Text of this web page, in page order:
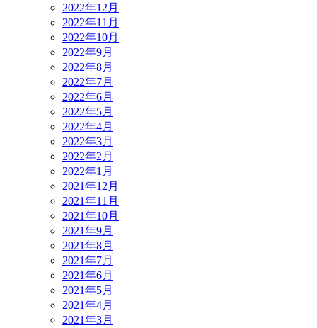
2022年12月
2022年11月
2022年10月
2022年9月
2022年8月
2022年7月
2022年6月
2022年5月
2022年4月
2022年3月
2022年2月
2022年1月
2021年12月
2021年11月
2021年10月
2021年9月
2021年8月
2021年7月
2021年6月
2021年5月
2021年4月
2021年3月